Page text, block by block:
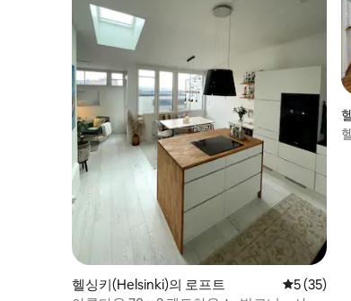
헬싱키(Helsinki)의 로프트 평점 5점(5
5 (35)